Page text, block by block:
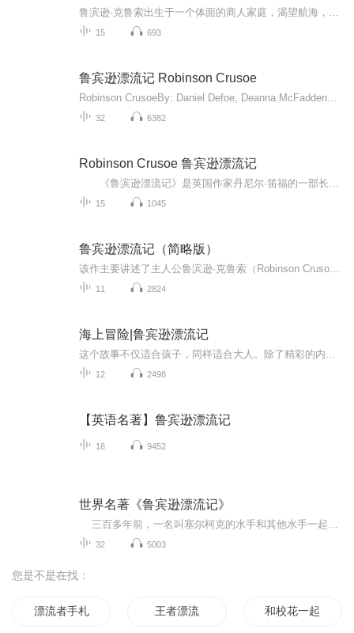
15 693
鲁宾逊漂流记 Robinson Crusoe
32 6382
Robinson Crusoe 鲁宾逊漂流记
15 1045
鲁宾逊漂流记（简略版）
11 2824
海上冒险|鲁宾逊漂流记
12 2498
【英语名著】鲁宾逊漂流记
16 9452
世界名著《鲁宾逊漂流记》
32 5003
您是不是在找：
漂流者手札 王者漂流 和校花一起的海